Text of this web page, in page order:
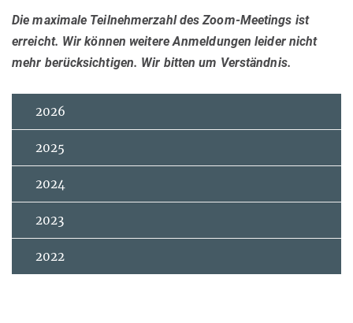
Die maximale Teilnehmerzahl des Zoom-Meetings ist
erreicht. Wir können weitere Anmeldungen leider nicht
mehr berücksichtigen. Wir bitten um Verständnis.
2026
2025
2024
2023
2022